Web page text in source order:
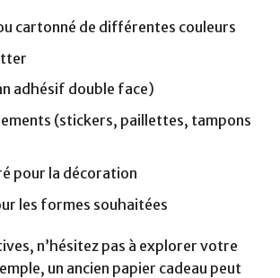
cartonné de différentes couleurs
adhésif double face)
(stickers, paillettes, tampons
pour la décoration
les formes souhaitées
n’hésitez pas à explorer votre
un ancien papier cadeau peut